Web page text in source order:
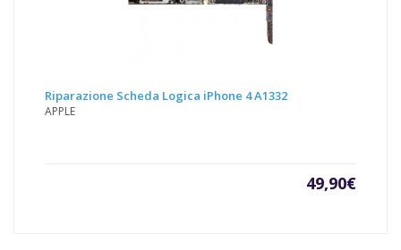
Riparazione Scheda Logica iPhone 4 A1332
APPLE
49,90€